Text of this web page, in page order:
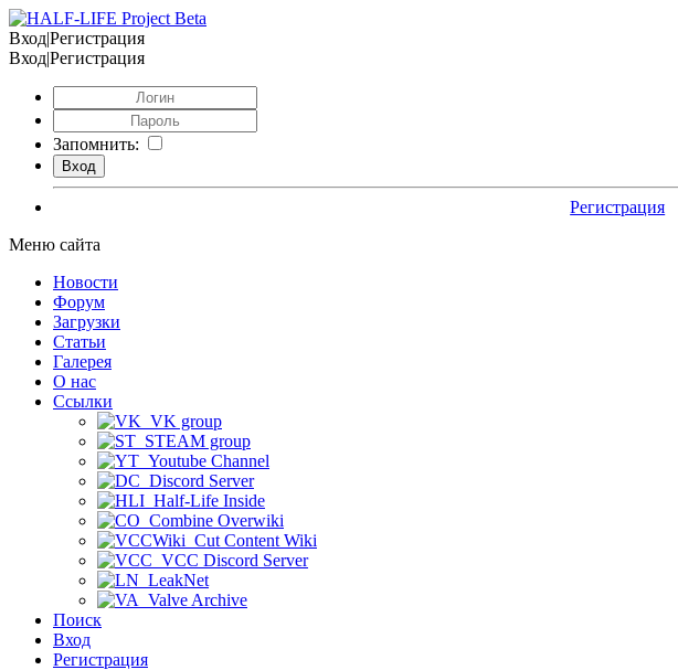
Вход|Регистрация
Вход|Регистрация
Запомнить:
Регистрация
Меню сайта
Новости
Форум
Загрузки
Статьи
Галерея
О нас
Ссылки
VK group
STEAM group
Youtube Channel
Discord Server
Half-Life Inside
Combine Overwiki
Cut Content Wiki
VCC Discord Server
LeakNet
Valve Archive
Поиск
Вход
Регистрация